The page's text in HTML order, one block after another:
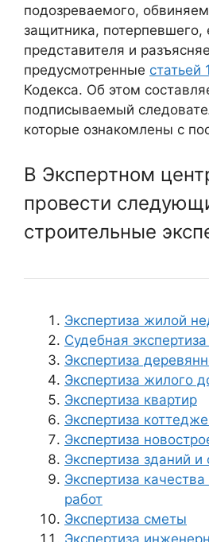
подозреваемого,
защитника, потерпевшего,
представителя и
предусмотренные статьей
Кодекса. Об этом
подписываемый
которые ознакомлены с
В Экспертном
провести
строительные
Экспертиза жилой
Судебная
Экспертиза
Экспертиза жилого
Экспертиза квартир
Экспертиза
Экспертиза
Экспертиза зданий
Экспертиза
работ
Экспертиза сметы
Экспертиза